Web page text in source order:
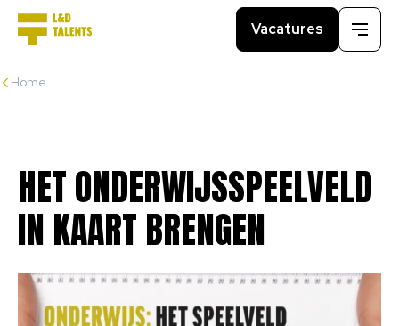
Vacatures
Menu
Home
HETONDERWIJSSPEELVELD
IN KAART BRENGEN